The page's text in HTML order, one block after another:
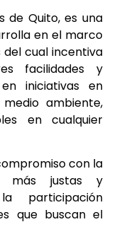
de Quito, es una
en el marco
cual incentiva
facilidades y
iniciativas en
ambiente,
en cualquier
con la
más justas y
participación
que buscan el